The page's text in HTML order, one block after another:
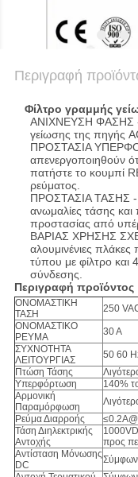
Περιγραφή
Φίλτρο γραμμής
ΑΝΙΧΝΕΥΣΗ ΦΑΣΗΣ -
γείωσης της πηγής
ΠΡΟΣΤΑΣΙΑ
απενεργοποιηθούν
πατήστε το κουμπί
ρεύματος.
ΠΡΟΣΤΑΣΙΑ ΤΑΣΗΣ -
ανωμαλίες τάσης
προστασίας από
ΒΑΡΙΑΣ ΧΡΗΣΗΣ
αλουμινένιες πλάκες
τύπου με φίλτρο και
σύνδεσης.
Περιγραφή προϊόντος
ΟΝΟΜΑΣΤΙΚΗ
ΤΑΣΗ
250
ΟΝΟΜΑΣΤΙΚΟ
ΡΕΥΜΑ
30 A
ΣΥΧΝΟΤΗΤΑ
ΛΕΙΤΟΥΡΓΙΑΣ
50 60
Πτώση Τάσης
Υπερφόρτωση
140%
Αρμονική
Παραμόρφωση
Ρεύμα Διαρροής
Τάση Διηλεκτρικής
Αντοχής
προς
Αντίσταση Μόνωσης
DC